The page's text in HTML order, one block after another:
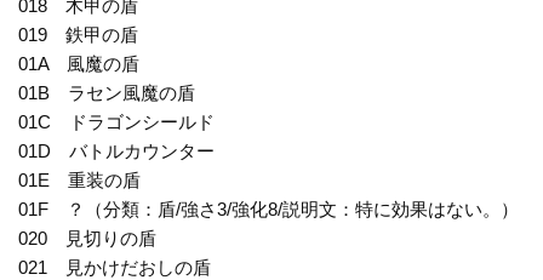
018 木甲の盾
019 鉄甲の盾
01A 風魔の盾
01B ラセン風魔の盾
01C ドラゴンシールド
01D バトルカウンター
01E 重装の盾
01F ？（分類：盾/強さ3/強化8/説明文：特に効果はない。）
020 見切りの盾
021 見かけだおしの盾